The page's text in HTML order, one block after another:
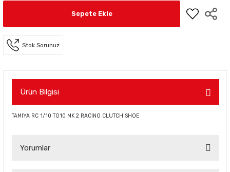
Sepete Ekle
Stok Sorunuz
Ürün Bilgisi
TAMIYA RC 1/10 TG10 MK 2 RACING CLUTCH SHOE
Yorumlar